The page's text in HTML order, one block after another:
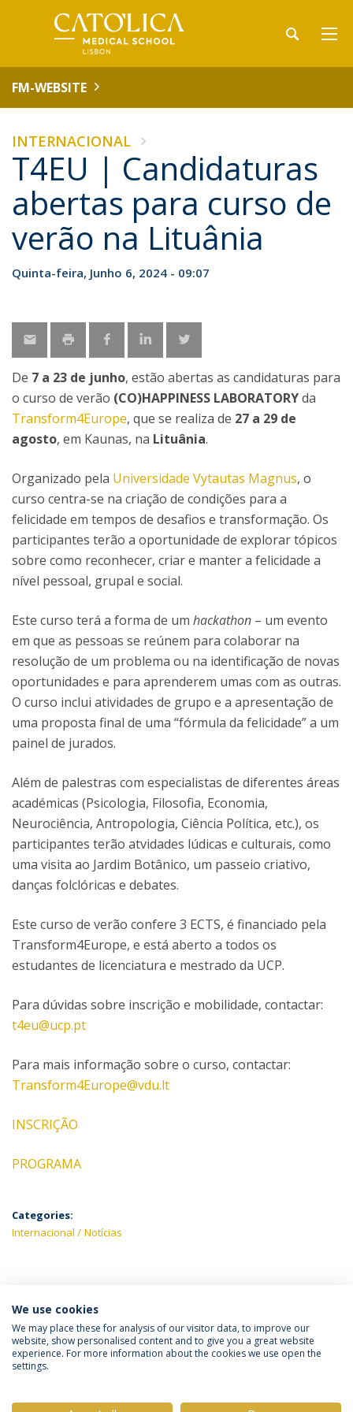
FM-WEBSITE
INTERNACIONAL
T4EU | Candidaturas
abertas para curso de
verão na Lituânia
Quinta-feira, Junho 6, 2024 - 09:07
De 7 a 23 de junho, estão abertas as candidaturas para
o curso de verão (CO)HAPPINESS LABORATORYda
Transform4Europe, que se realiza de 27 a 29 de
agosto, em Kaunas, na Lituânia.
Organizado pela Universidade Vytautas Magnus, o
curso centra-se na criação de condições para a
felicidade em tempos de desafios e transformação. Os
participantes terão a oportunidade de explorar tópicos
sobre como reconhecer, criar e manter a felicidade a
nível pessoal, grupal e social.
Este curso terá a forma de um hackathon – um evento
em que as pessoas se reúnem para colaborar na
resolução de um problema ou na identificação de novas
oportunidades e para aprenderem umas com as outras.
O curso inclui atividades de grupo e a apresentação de
uma proposta final de uma “fórmula da felicidade” a um
painel de jurados.
Além de palestras com especialistas de diferentes áreas
académicas (Psicologia, Filosofia, Economia,
Neurociência, Antropologia, Ciência Política, etc.), os
participantes terão atvidades lúdicas e culturais, como
uma visita ao Jardim Botânico, um passeio criativo,
danças folclóricas e debates.
Este curso de verão confere 3 ECTS, é financiado pela
Transform4Europe, e está aberto a todos os
estudantes de licenciatura e mestrado da UCP.
Para dúvidas sobre inscrição e mobilidade, contactar:
t4eu@ucp.pt
Para mais informação sobre o curso, contactar:
Transform4Europe@vdu.lt
INSCRIÇÃO
PROGRAMA
Categories:
Internacional
Notícias
ÚLTIMAS NOTÍCIAS
Política de Privacidade
Termos & Condições
We use cookies
We may place these for analysis of our visitor data, to improve our
website, show personalised content and to give you a great website
experience. For more information about the cookies we use open the
settings.